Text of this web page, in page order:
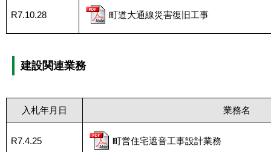
R7.10.28 町道大通線災害復旧工事
建設関連業務
入札年月日 業務名
R7.4.25 町営住宅遮音工事設計業務